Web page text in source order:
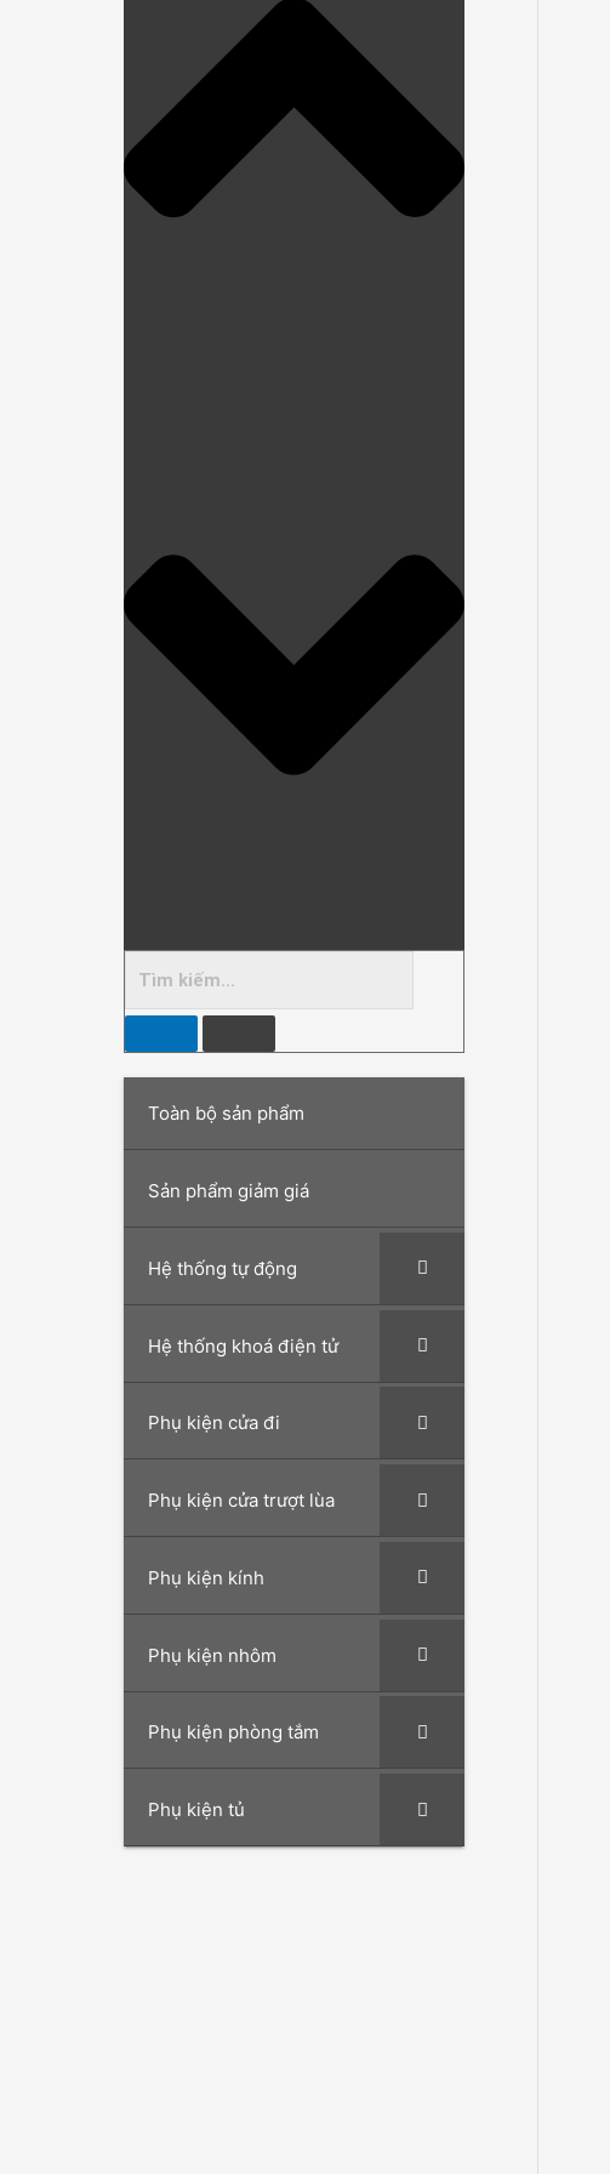
Toàn bộ sản phẩm
Sản phẩm giảm giá
Hệ thống tự động
Hệ thống khoá điện tử
Phụ kiện cửa đi
Phụ kiện cửa trượt lùa
Phụ kiện kính
Phụ kiện nhôm
Phụ kiện phòng tắm
Phụ kiện tủ